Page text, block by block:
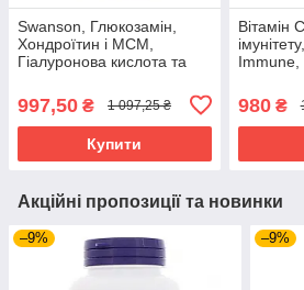
Swanson, Глюкозамін,
Хондроїтин і МСМ,
Гіалуронова кислота та
02293
997,50 ₴ 1 097,25 ₴
Купити
Вітамін
Immune,
980₴
Акційні пропозиції та новинки
–9% –9%